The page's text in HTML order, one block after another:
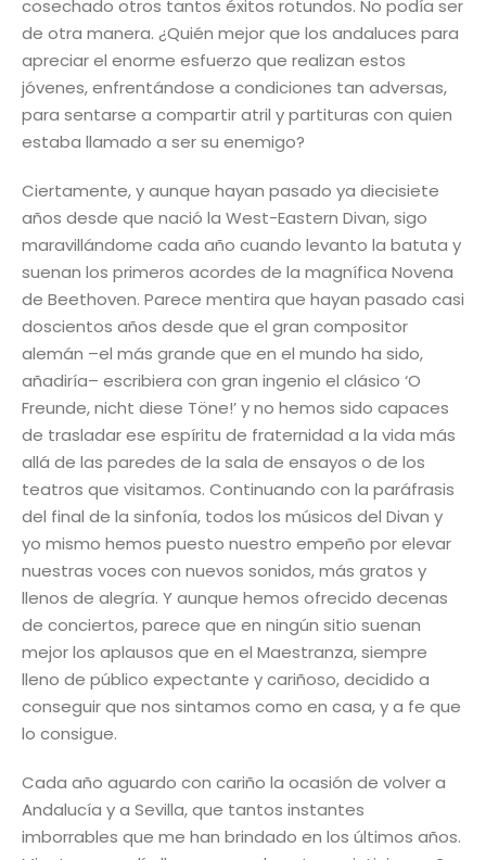
cosechado otros tantos éxitos rotundos. No podía ser
de otra manera. ¿Quién mejor que los andaluces para
apreciar el enorme esfuerzo que realizan estos
jóvenes, enfrentándose a condiciones tan adversas,
para sentarse a compartir atril y partituras con quien
estaba llamado a ser su enemigo?
Ciertamente, y aunque hayan pasado ya diecisiete
años desde que nació la West-Eastern Divan, sigo
maravillándome cada año cuando levanto la batuta y
suenan los primeros acordes de la magnífica Novena
de Beethoven. Parece mentira que hayan pasado casi
doscientos años desde que el gran compositor
alemán –el más grande que en el mundo ha sido,
añadiría– escribiera con gran ingenio el clásico ‘O
Freunde, nicht diese Töne!’ y no hemos sido capaces
de trasladar ese espíritu de fraternidad a la vida más
allá de las paredes de la sala de ensayos o de los
teatros que visitamos. Continuando con la paráfrasis
del final de la sinfonía, todos los músicos del Divan y
yo mismo hemos puesto nuestro empeño por elevar
nuestras voces con nuevos sonidos, más gratos y
llenos de alegría. Y aunque hemos ofrecido decenas
de conciertos, parece que en ningún sitio suenan
mejor los aplausos que en el Maestranza, siempre
lleno de público expectante y cariñoso, decidido a
conseguir que nos sintamos como en casa, y a fe que
lo consigue.
Cada año aguardo con cariño la ocasión de volver a
Andalucía y a Sevilla, que tantos instantes
imborrables que me han brindado en los últimos años.